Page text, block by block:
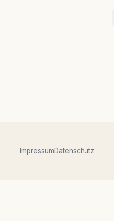
ImpressumDatenschutz